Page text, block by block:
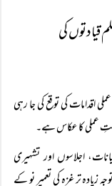
کی
اقدامات کی توقع کی جا رہی
عملی کا عکاس ہے۔
اجلاسوں اور تشہیری
تر غزہ کی تعمیر نو کے